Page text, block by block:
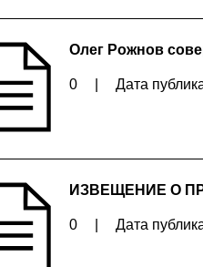
Олег Рожнов
0 Дата
ИЗВЕЩЕНИЕ О
0 Дата